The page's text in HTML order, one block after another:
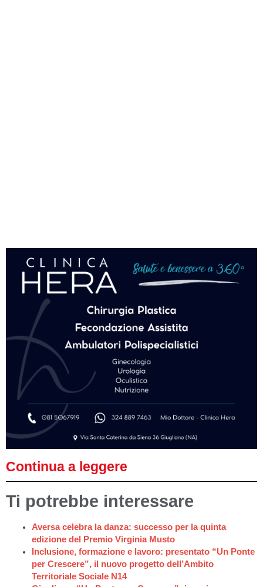
Continua a leggere
Ti potrebbe interessare
Aversa celebra la danza: successo per la quinta
edizione del Premio Virginia Musto
Inclusione, formazione e lavoro: presentato “Un Ponte
per Crescere”, il nuovo progetto dell’Ambito
Territoriale Sociale N14